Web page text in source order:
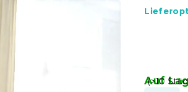
Auf
(>10